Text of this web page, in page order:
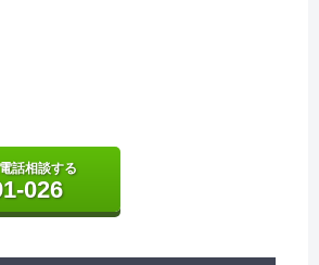
話相談する
026